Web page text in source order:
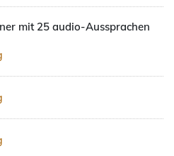
mit 25 audio-Aussprachen